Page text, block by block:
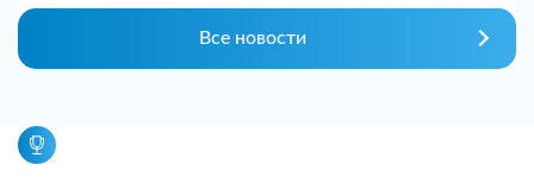
Все новости